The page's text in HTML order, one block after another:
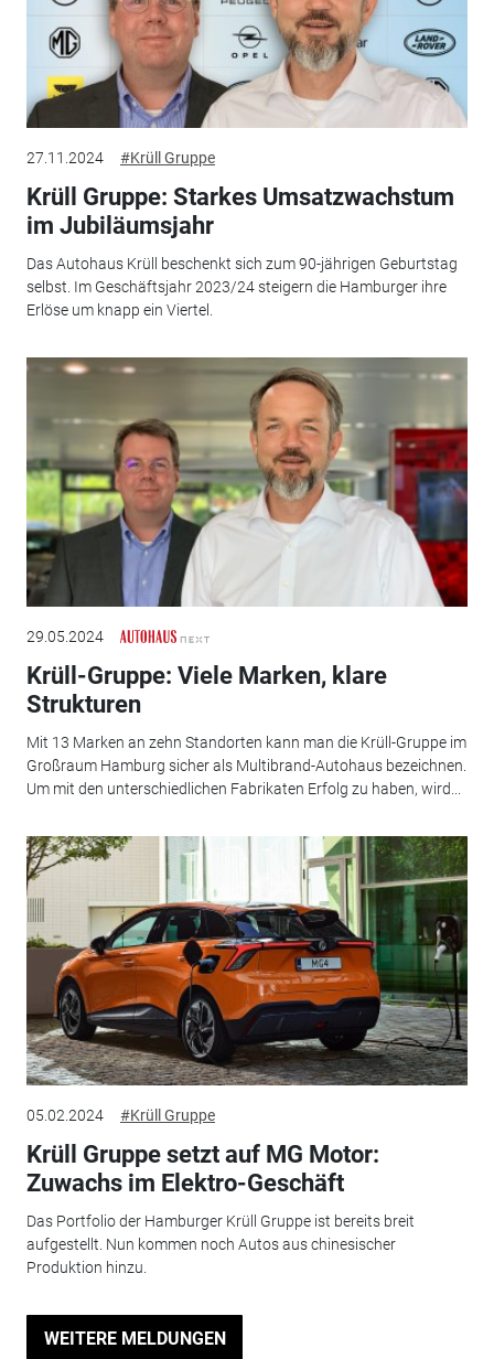
27.11.2024 #Krüll Gruppe
Krüll Gruppe: Starkes Umsatzwachstum
im Jubiläumsjahr
Das Autohaus Krüll beschenkt sich zum 90-jährigen Geburtstag
selbst. Im Geschäftsjahr 2023/24 steigern die Hamburger ihre
Erlöse um knapp ein Viertel.
29.05.2024
Krüll-Gruppe: Viele Marken, klare
Strukturen
Mit 13 Marken an zehn Standorten kann man die Krüll-Gruppe im
Großraum Hamburg sicher als Multibrand-Autohaus bezeichnen.
Um mit den unterschiedlichen Fabrikaten Erfolg zu haben, wird...
05.02.2024 #Krüll Gruppe
Krüll Gruppe setzt auf MG Motor:
Zuwachs im Elektro-Geschäft
Das Portfolio der Hamburger Krüll Gruppe ist bereits breit
aufgestellt. Nun kommen noch Autos aus chinesischer
Produktion hinzu.
WEITERE MELDUNGEN